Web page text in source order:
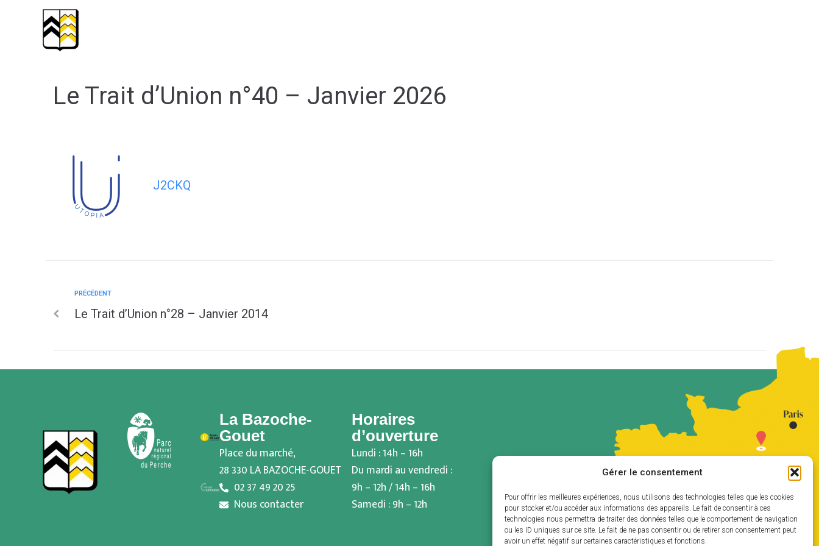
Gérer le consentement
Pour offrir les meilleures expériences, nous utilisons des technologies telles que les cookies
pour stocker et/ou accéder aux informations des appareils. Le fait de consentir à ces
technologies nous permettra de traiter des données telles que le comportement de navigation
ou les ID uniques sur ce site. Le fait de ne pas consentir ou de retirer son consentement peut
avoir un effet négatif sur certaines caractéristiques et fonctions.
Le Trait d’Union n°40 – Janvier 2026
J2CKQ
PRÉCÉDENT
Le Trait d’Union n°28 – Janvier 2014
La Bazoche-
Gouet
Place du marché,
28 330 LA BAZOCHE-GOUET
02 37 49 20 25
Nous contacter
Horaires
d’ouverture
Lundi : 14h – 16h
Du mardi au vendredi :
9h – 12h / 14h – 16h
Samedi : 9h – 12h